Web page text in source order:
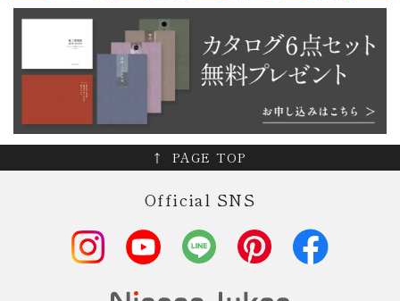
PAGE TOP
Official SNS